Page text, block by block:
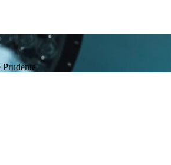
Prudente